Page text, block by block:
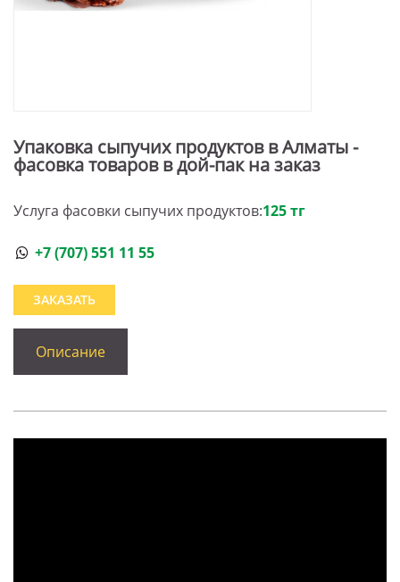
Упаковка сыпучих продуктов в Алматы -
фасовка товаров в дой-пак на заказ
Услуга фасовки сыпучих продуктов:125 тг
+7 (707) 551 11 55
ЗАКАЗАТЬ
Описание